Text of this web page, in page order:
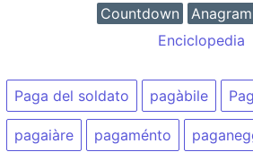
Countdown
Enciclopedia
Paga del soldato pagàbile
pagaiàre pagaménto